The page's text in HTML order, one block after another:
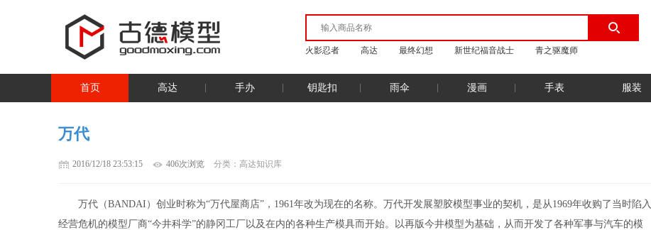
火影忍者 高达 最终幻想 新世纪福音战士 青之驱魔师
首页 高达 手办 钥匙扣 雨伞 漫画 手表 服装
万代
2016/12/18 23:53:15 406次浏览 分类：高达知识库
万代（BANDAI）创业时称为“万代屋商店”，1961年改为现在的名称。万代开发展塑胶模型事业的契机，是从1969年收购了当时陷入
经营危机的模型厂商“今井科学”的静冈工厂以及在内的各种生产模具而开始。以再版今井模型为基础，从而开发了各种军事与汽车的模